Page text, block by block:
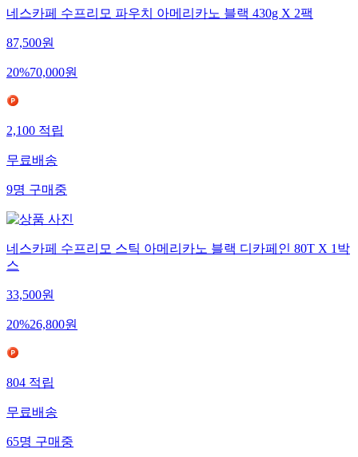
네스카페 수프리모 파우치 아메리카노 블랙 430g X 2팩
87,500원
20%70,000원
2,100적립
무료배송
9명구매중
네스카페 수프리모 스틱 아메리카노 블랙 디카페인 80T X 1박
스
33,500원
20%26,800원
804적립
무료배송
65명구매중